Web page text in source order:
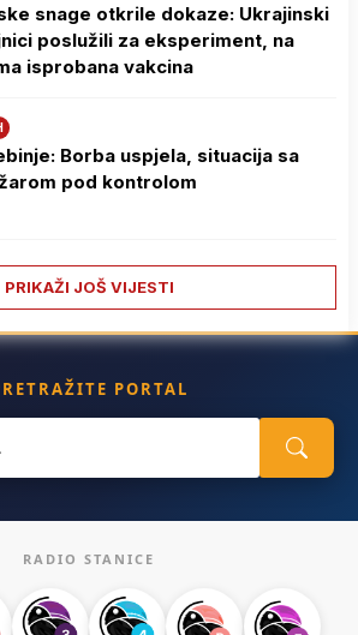
snage otkrile dokaze: Ukrajinski
poslužili za eksperiment, na
isprobana vakcina
Borba uspjela, situacija sa
pod kontrolom
PRIKAŽI JOŠ VIJESTI
PORTAL
RADIO STANICE